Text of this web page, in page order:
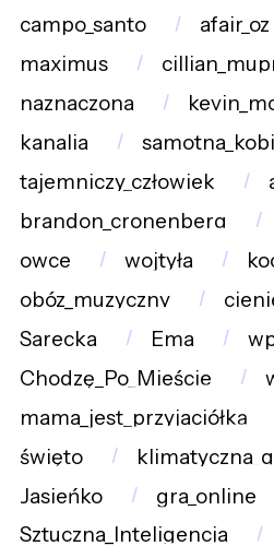
campo_santo
afair_oz
maximus
naznaczona
kanalia
tajemniczy_człowiek
brandon_cronenberg
owce
wojtyła
obóz_muzyczny
Sarecka
Ema
Chodzę_Po_Mieście
mama_jest_przyjaciółką
święto
Jasieńko
gra_online
Sztuczna_Inteligencja